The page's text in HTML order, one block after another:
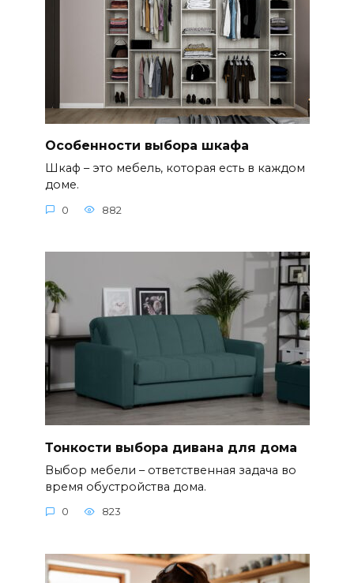
Особенности выбора шкафа
Шкаф – это мебель, которая есть в каждом
доме.
0 882
Тонкости выбора дивана для дома
Выбор мебели – ответственная задача во
время обустройства дома.
0 823